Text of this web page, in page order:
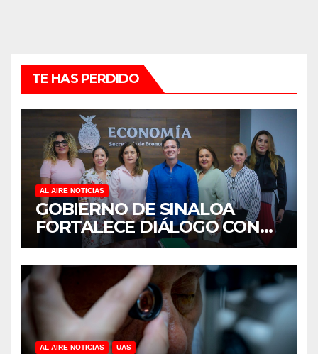
TE HAS PERDIDO
AL AIRE NOTICIAS
GOBIERNO DE SINALOA
FORTALECE DIÁLOGO CON
MUJERES EMPRESARIAS DE
CULIACÁN
AL AIRE NOTICIAS UAS